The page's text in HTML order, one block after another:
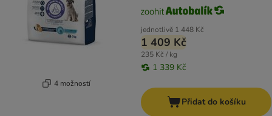
4 možností
jednotlivě 1 448 Kč
1 409 Kč
235 Kč / kg
1 339 Kč
Přidat do košíku